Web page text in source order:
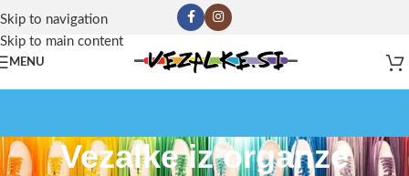
Skip to navigation
Skip to main content
MENU
Vezalke iz organze